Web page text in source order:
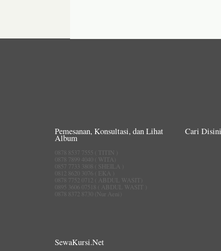
Pemesanan, Konsultasi, dan Lihat
Album
0878 8537 7555 ( TITIN )
0878 7899 4040 ( WITA)
0857 7733 3808 ( SHEILA )
0812 8620 3076 ( EKA )
0878 7752 0712 ( ABDUL WASIT)
0895 3606 07518 ( ABDUL WASIT )
0878 8372 8730 (Nur Aeni)
Cari
SewaKursi.Net